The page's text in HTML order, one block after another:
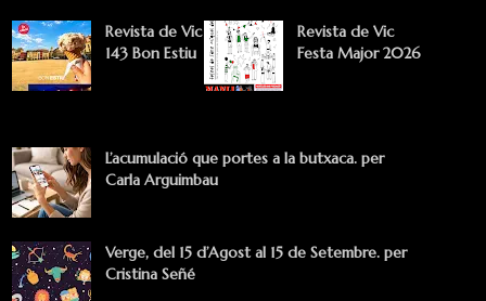
Revista de Vic
143 Bon Estiu
Revista de Vic
Festa Major 2026
L’acumulació que portes a la butxaca. per
Carla Arguimbau
Verge, del 15 d’Agost al 15 de Setembre. per
Cristina Señé